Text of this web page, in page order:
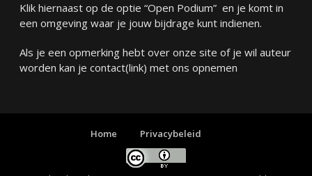
Klik hiernaast op de optie “Open Podium” en je komt in
een omgeving waar je jouw bijdrage kunt indienen.
Als je een opmerking hebt over onze site of je wil auteur
worden kan je contact(link) met ons opnemen
Home Privacybeleid